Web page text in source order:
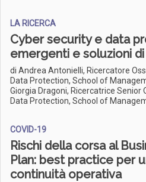
LA RICERCA
Cyber security e data
emergenti e soluzioni
di Andrea Antonielli, Ricercatore
Data Protection, School of
Giorgia Dragoni, Ricercatrice Senior
Data Protection, School of
COVID-19
Rischi della corsa al
Plan: best practice per
continuità operativa